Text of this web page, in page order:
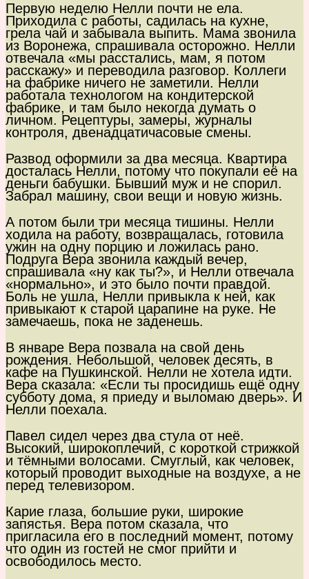
Первую неделю Нелли почти не ела.
Приходила с работы, садилась на кухне,
грела чай и забывала выпить. Мама звонила
из Воронежа, спрашивала осторожно. Нелли
отвечала «мы расстались, мам, я потом
расскажу» и переводила разговор. Коллеги
на фабрике ничего не заметили. Нелли
работала технологом на кондитерской
фабрике, и там было некогда думать о
личном. Рецептуры, замеры, журналы
контроля, двенадцатичасовые смены.
Развод оформили за два месяца. Квартира
досталась Нелли, потому что покупали её на
деньги бабушки. Бывший муж и не спорил.
Забрал машину, свои вещи и новую жизнь.
А потом были три месяца тишины. Нелли
ходила на работу, возвращалась, готовила
ужин на одну порцию и ложилась рано.
Подруга Вера звонила каждый вечер,
спрашивала «ну как ты?», и Нелли отвечала
«нормально», и это было почти правдой.
Боль не ушла, Нелли привыкла к ней, как
привыкают к старой царапине на руке. Не
замечаешь, пока не заденешь.
В январе Вера позвала на свой день
рождения. Небольшой, человек десять, в
кафе на Пушкинской. Нелли не хотела идти.
Вера сказала: «Если ты просидишь ещё одну
субботу дома, я приеду и выломаю дверь». И
Нелли поехала.
Павел сидел через два стула от неё.
Высокий, широкоплечий, с короткой стрижкой
и тёмными волосами. Смуглый, как человек,
который проводит выходные на воздухе, а не
перед телевизором.
Карие глаза, большие руки, широкие
запястья. Вера потом сказала, что
пригласила его в последний момент, потому
что один из гостей не смог прийти и
освободилось место.